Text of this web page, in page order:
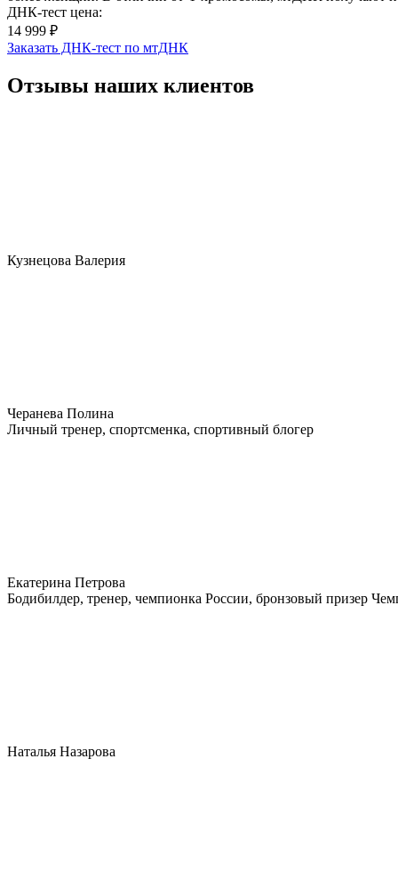
ДНК-тест цена:
14 999 ₽
Заказать ДНК-тест по мтДНК
Отзывы наших клиентов
Кузнецова Валерия
Черанева Полина
Личный тренер, спортсменка, спортивный блогер
Екатерина Петрова
Бодибилдер, тренер, чемпионка России, бронзовый призер
Наталья Назарова